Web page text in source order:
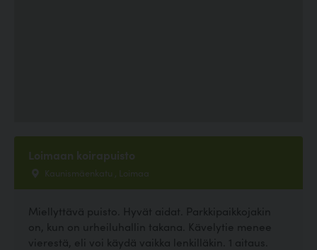
Loimaan koirapuisto
Kaunismäenkatu , Loimaa
Miellyttävä puisto. Hyvät aidat. Parkkipaikkojakin
on, kun on urheiluhallin takana. Kävelytie menee
vierestä, eli voi käydä vaikka lenkilläkin. 1 aitaus.